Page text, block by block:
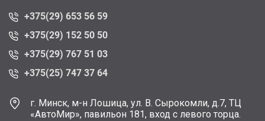
+375(29) 653 56 59
+375(29) 152 50 50
+375(29) 767 51 03
+375(25) 747 37 64
г. Минск, м-н Лошица, ул. В. Сырокомли, д.7, ТЦ
«АвтоМир», павильон 181, вход с левого торца.